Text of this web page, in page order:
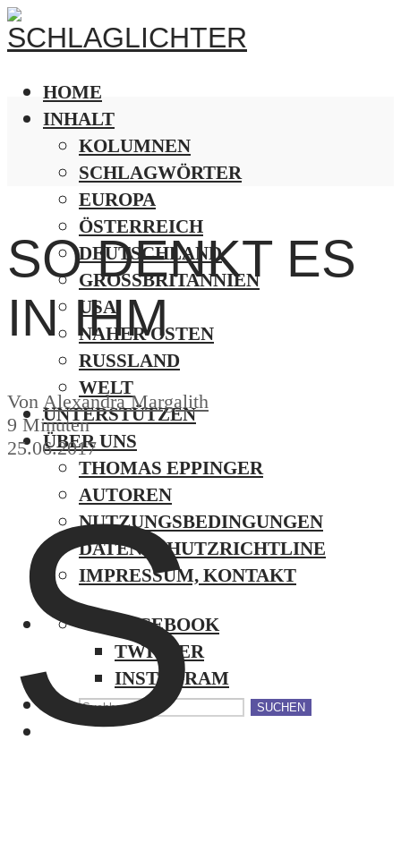
HOME
INHALT
KOLUMNEN
SCHLAGWÖRTER
EUROPA
ÖSTERREICH
DEUTSCHLAND
GROSSBRITANNIEN
USA
NAHER OSTEN
RUSSLAND
WELT
UNTERSTÜTZEN
ÜBER UNS
THOMAS EPPINGER
AUTOREN
NUTZUNGSBEDINGUNGEN
DATENSCHUTZRICHTLINE
IMPRESSUM, KONTAKT
FACEBOOK
TWITTER
INSTAGRAM
SUCHEN
SO DENKT ES
IN IHM
Von Alexandra Margalith
9 Minuten
25.06.2017
S